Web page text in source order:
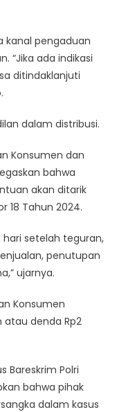
kanal pengaduan
“Jika ada indikasi
ditindaklanjuti
dalam distribusi.
Konsumen dan
bahwa
akan ditarik
18 Tahun 2024.
hari setelah teguran,
penutupan
ujarnya.
Konsumen
denda Rp2
Bareskrim Polri
bahwa pihak
dalam kasus